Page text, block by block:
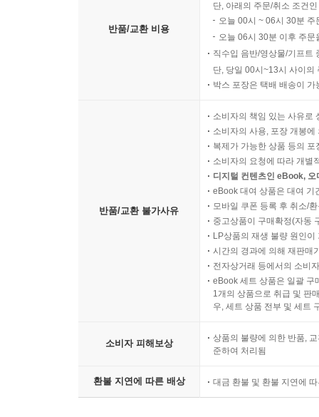
반품/교환 비용
단, 아래의 주문/취소 조건
오늘 00시 ~ 06시 30분
오늘 06시 30분 이후 주
직수입 음반/영상물/기프트
단, 당일 00시~13시 사이의
박스 포장은 택배 배송이
반품/교환 불가사유
소비자의 책임 있는 사유로
소비자의 사용, 포장 개봉
복제가 가능한 상품 등의
소비자의 요청에 따라 개별
디지털 컨텐츠인 eBook,
eBook 대여 상품은 대여 기
모바일 쿠폰 등록 후 취소/
중고상품이 구매확정(자동
LP상품의 재생 불량 원인
시간의 경과에 의해 재판매
전자상거래 등에서의 소비
eBook 세트 상품은 일괄 구
1개의 상품으로 취급 및 판
우, 세트 상품 전부 및 세트
소비자 피해보상
상품의 불량에 의한 반품,
준하여 처리됨
환불 지연에 따른 배상 대금 환불 및 환불 지연에